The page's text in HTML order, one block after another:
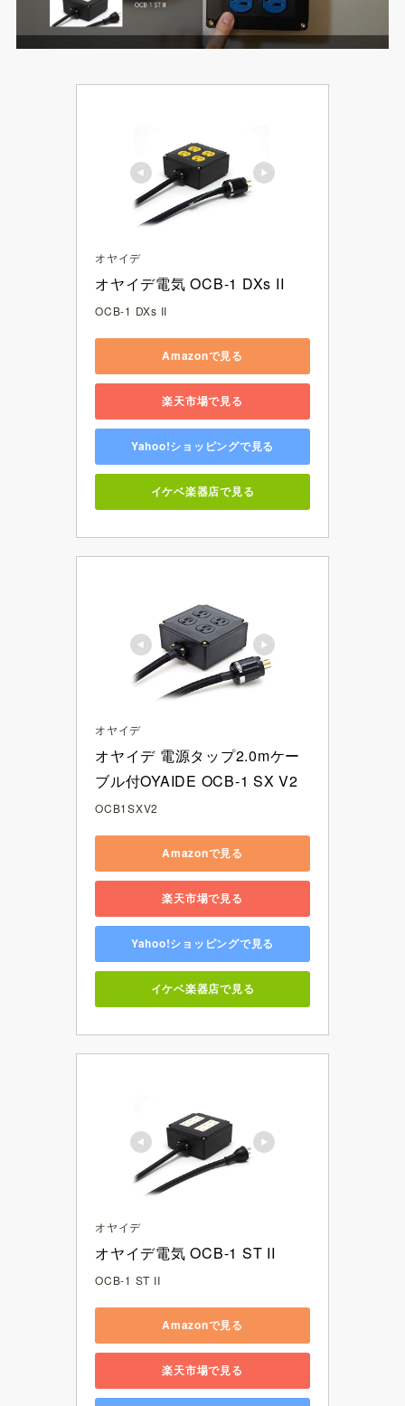
オヤイデ
オヤイデ電気 OCB-1 DXs II
OCB-1 DXs II
Amazonで見る
楽天市場で見る
Yahoo!ショッピングで見る
イケベ楽器店で見る
オヤイデ
オヤイデ 電源タップ2.0mケー
ブル付OYAIDE OCB-1 SX V2
OCB1SXV2
Amazonで見る
楽天市場で見る
Yahoo!ショッピングで見る
イケベ楽器店で見る
オヤイデ
オヤイデ電気 OCB-1 ST II
OCB-1 ST II
Amazonで見る
楽天市場で見る